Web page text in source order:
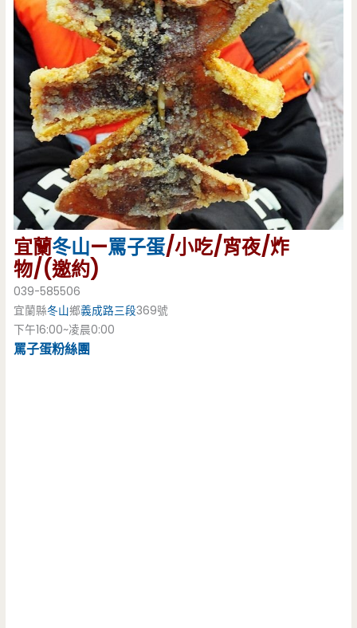
宜蘭冬山—罵子蛋/小吃/宵夜/炸
物/(邀約)
039-585506
宜蘭縣冬山鄉義成路三段369號
下午16:00~凌晨0:00
罵子蛋粉絲團